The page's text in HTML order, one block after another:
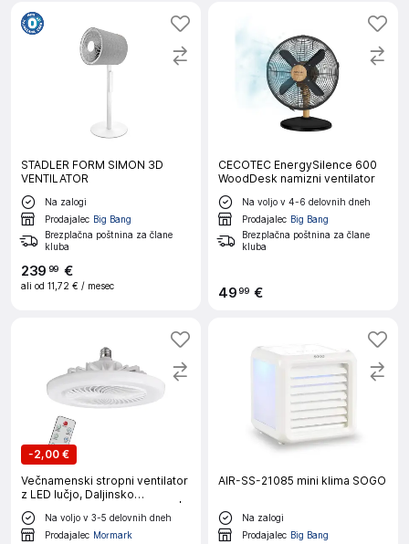
STADLER FORM SIMON 3D
VENTILATOR
Na zalogi
Prodajalec Big Bang
Brezplačna poštnina za člane
kluba
239 99 €
ali od 11,72 € / mesec
CECOTEC EnergySilence 600
WoodDesk namizni ventilator
Na voljo v 4-6 delovnih dneh
Prodajalec Big Bang
Brezplačna poštnina za člane
kluba
4999 €
-2,00 €
Večnamenski stropni ventilator
z LED lučjo, Daljinsko
upravljanje (Bela, 23 x 12 cm) |
FANGLONa voljo v 3-5 delovnih dneh
Prodajalec Mormark
AIR-SS-21085 mini klima SOGO
Na zalogi
Prodajalec Big Bang